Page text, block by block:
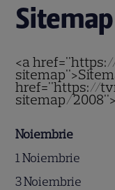
Sitemap
<a
href="https://
sitemap/
Noiembrie
1 Noiembrie
3 Noiembrie